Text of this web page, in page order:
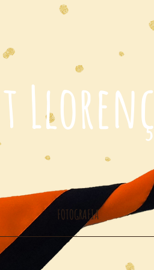
FOTOGRAFIA
Llorenç